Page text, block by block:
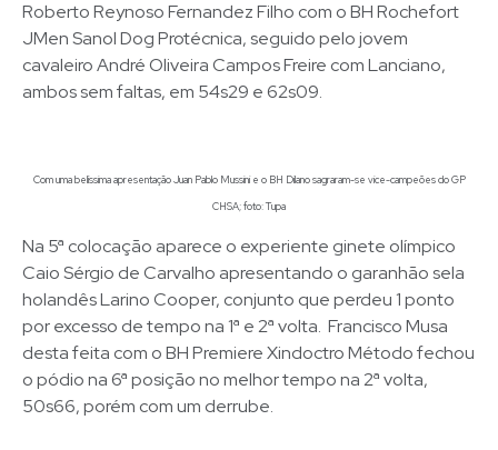
Roberto Reynoso Fernandez Filho com o BH Rochefort
JMen Sanol Dog Protécnica, seguido pelo jovem
cavaleiro André Oliveira Campos Freire com Lanciano,
ambos sem faltas, em 54s29 e 62s09.
Com uma belíssima apresentação Juan Pablo Mussini e o BH Dilano sagraram-se vice-campeões do GP
CHSA; foto: Tupa
Na 5ª colocação aparece o experiente ginete olímpico
Caio Sérgio de Carvalho apresentando o garanhão sela
holandês Larino Cooper, conjunto que perdeu 1 ponto
por excesso de tempo na 1ª e 2ª volta. Francisco Musa
desta feita com o BH Premiere Xindoctro Método fechou
o pódio na 6ª posição no melhor tempo na 2ª volta,
50s66, porém com um derrube.